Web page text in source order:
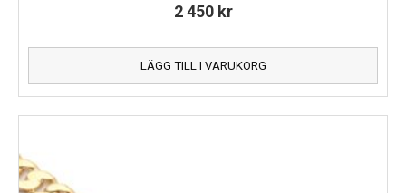
2 450 kr
LÄGG TILL I VARUKORG